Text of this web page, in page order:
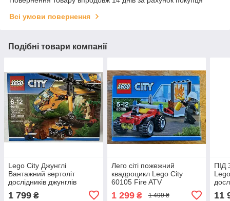
Всі умови повернення
Подібні товари компанії
Lego City Джунглі
Вантажний вертоліт
дослідників джунглів
1 799 ₴
Лего сіті пожежний
квадроцикл Lego City
60105 Fire ATV
1 299₴ 1 499 ₴
ПІД
11